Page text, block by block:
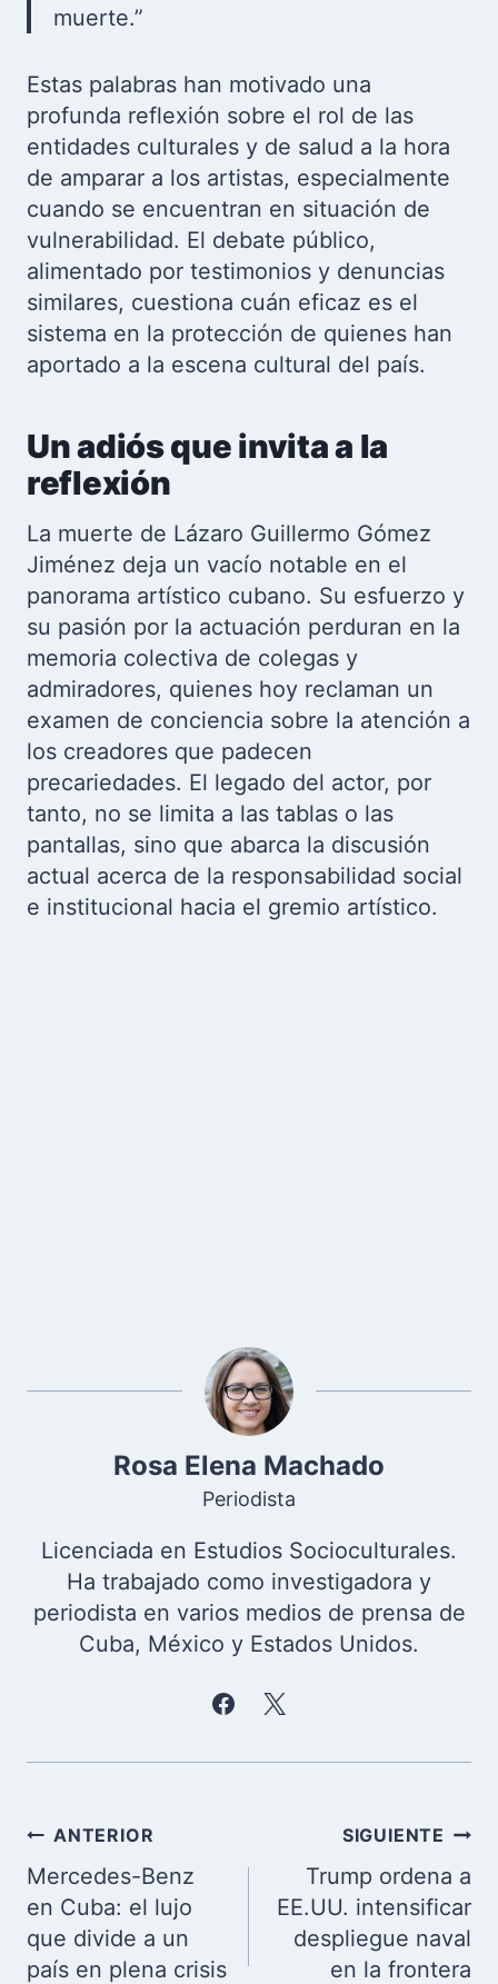
muerte.”
Estas palabras han motivado una
profunda reflexión sobre el rol de las
entidades culturales y de salud a la hora
de amparar a los artistas, especialmente
cuando se encuentran en situación de
vulnerabilidad. El debate público,
alimentado por testimonios y denuncias
similares, cuestiona cuán eficaz es el
sistema en la protección de quienes han
aportado a la escena cultural del país.
Un adiós que invita a la
reflexión
La muerte de Lázaro Guillermo Gómez
Jiménez deja un vacío notable en el
panorama artístico cubano. Su esfuerzo y
su pasión por la actuación perduran en la
memoria colectiva de colegas y
admiradores, quienes hoy reclaman un
examen de conciencia sobre la atención a
los creadores que padecen
precariedades. El legado del actor, por
tanto, no se limita a las tablas o las
pantallas, sino que abarca la discusión
actual acerca de la responsabilidad social
e institucional hacia el gremio artístico.
Rosa Elena Machado
Periodista
Licenciada en Estudios Socioculturales.
Ha trabajado como investigadora y
periodista en varios medios de prensa de
Cuba, México y Estados Unidos.
Navegación
de
entradas
ANTERIOR
Mercedes-Benz
en Cuba: el lujo
que divide a un
país en plena crisis
SIGUIENTE
Trump ordena a
EE.UU. intensificar
despliegue naval
en la frontera